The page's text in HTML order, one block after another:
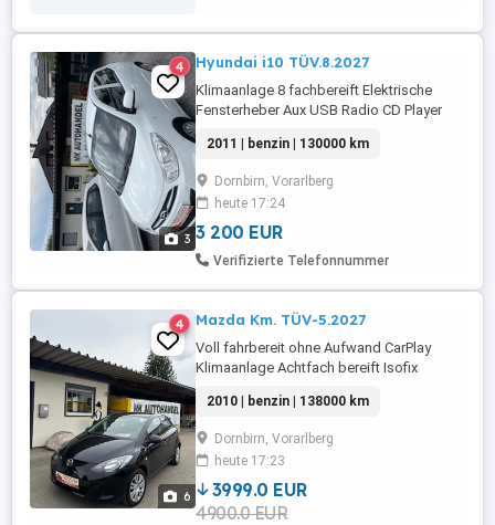
3
4 Hyundai i10 TÜV.8.2027
Klimaanlage 8 fachbereift Elektrische
Fensterheber Aux USB Radio CD Player
gewechselt Voll fahrbereit ohne Aufwand
Wenig Verbrauch wenig Versicherung
Probefahrt möglich Tausch möglich
Finanzierung möglich auch ohne
Anzahlung (Stauss Areal) Froschweg 15
Dornbirn ...
2011 | benzin | 130000 km
Dornbirn, Vorarlberg
heute 17:24
3 200 EUR
Verifizierte Telefonnummer
6
4 Mazda Km. TÜV-5.2027
Voll fahrbereit ohne Aufwand CarPlay
Klimaanlage Achtfach bereift Isofix
Elektrische Fensterheber Elektrische
Außenspiegel Probefahrt möglich Tausch
möglich Finanzierung möglich auch ohne
Anzahlung Froschweg 15 Dornbirn
2010 | benzin | 138000 km
Dornbirn, Vorarlberg
heute 17:23
3999.0 EUR
4900.0 EUR